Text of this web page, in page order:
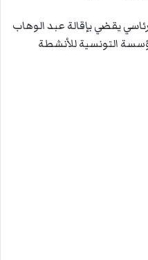
صدر في 26 أوت 2022 أمر رئاسي يقضي بإقالة عبد الوهاب
التونسية للأنشطة